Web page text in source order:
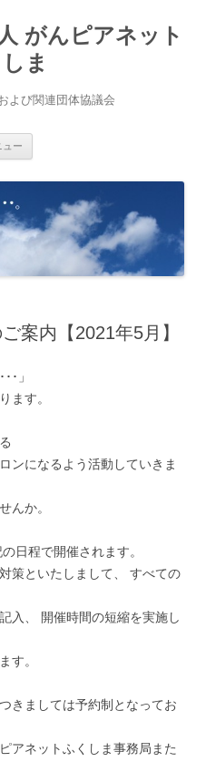
がんピアネット
ま
よび関連団体協議会
ュー
案内【2021年5月】
･」
ます。
ンになるよう活動していきま
んか。
日程で開催されます。
策といたしまして、 すべての
入、 開催時間の短縮を実施し
す。
きましては予約制となってお
アネットふくしま事務局また